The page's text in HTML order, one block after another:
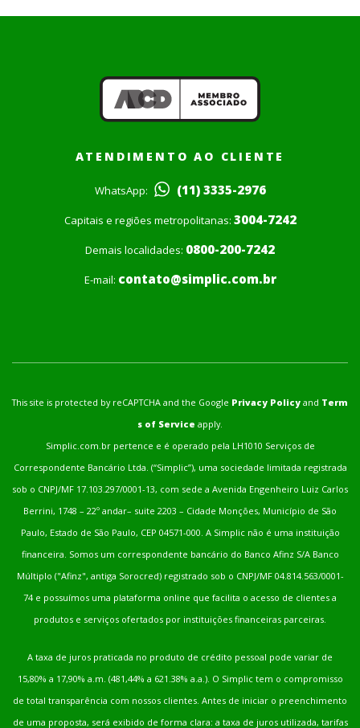
ATENDIMENTO AO CLIENTE
WhatsApp: (11) 3335-2976
Capitais e regiões metropolitanas: 3004-7242
Demais localidades: 0800-200-7242
E-mail: contato@simplic.com.br
This site is protected by reCAPTCHA and the Google Privacy Policy and Term
s of Service apply.
Simplic.com.br pertence e é operado pela LH1010 Serviços de
Correspondente Bancário Ltda. (“Simplic”), uma sociedade limitada registrada
sob o CNPJ/MF 17.103.297/0001-13, com sede a Avenida Engenheiro Luiz Carlos
Berrini, 1748 – 22º andar– suite 2203 – Cidade Monções, Município de São
Paulo, Estado de São Paulo, CEP 04571-000. A Simplic não é uma instituição
financeira. Somos um correspondente bancário do Banco Afinz S/A Banco
Múltiplo ("Afinz", antiga Sorocred) registrado sob o CNPJ/MF 04.814.563/0001-
74 e possuímos uma plataforma online que facilita o acesso de clientes a
produtos e serviços ofertados por instituições financeiras parceiras.
A taxa de juros praticada no produto de crédito pessoal pode variar de
15,80% a 17,90% a.m. (481,44% a 621.38% a.a.). O Simplic tem o compromisso
de total transparência com nossos clientes. Antes de iniciar o preenchimento
de uma proposta, será exibido de forma clara: a taxa de juros utilizada, tarifas